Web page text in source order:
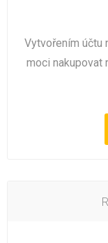
Vytvořením účtu
moci nakupovat